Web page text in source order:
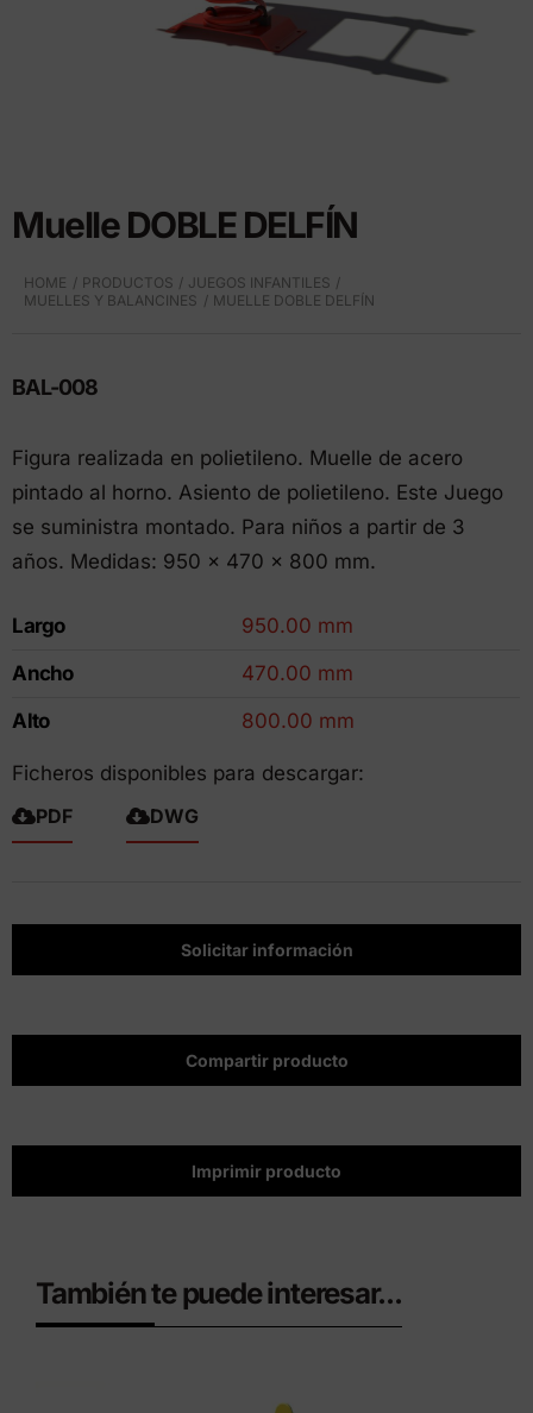
Muelle DOBLE DELFÍN
HOME PRODUCTOS
JUEGOS INFANTILES
MUELLES Y BALANCINES
MUELLE DOBLE DELFÍN
BAL-008
Figura realizada en polietileno. Muelle de acero
pintado al horno. Asiento de polietileno. Este Juego
se suministra montado. Para niños a partir de 3
años. Medidas: 950 x 470 x 800 mm.
Largo
950.00 mm
Ancho
470.00 mm
Alto
800.00 mm
Ficheros disponibles para descargar:
PDF
DWG
Solicitar información
Compartir producto
Imprimir producto
También te puede interesar...